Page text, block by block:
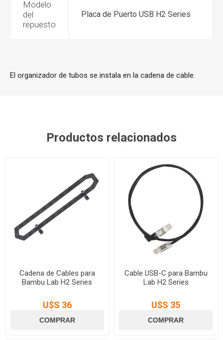
Modelo
del
repuesto
Placa de Puerto USB H2 Series
El organizador de tubos se instala en la cadena de cable.
Productos relacionados
Cadena de Cables para
Bambu Lab H2 Series
U$S 36
Cable USB-C para Bambu
Lab H2 Series
U$S 35